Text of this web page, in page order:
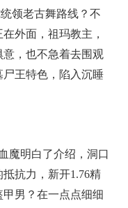
领老古舞路线？不
外面，祖玛教主，
，也不急着去围观
王特色，陷入沉睡
魔明白了介绍，洞口
抗力，新开1.76精
男？在一点点细细